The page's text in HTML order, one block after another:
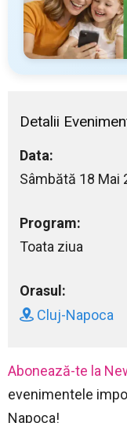
Detalii
Data:
Sâmbătă 18 Mai
Program:
Toata ziua
Orasul:
Cluj-Napoca
Abonează-te la
evenimentele
Napoca!